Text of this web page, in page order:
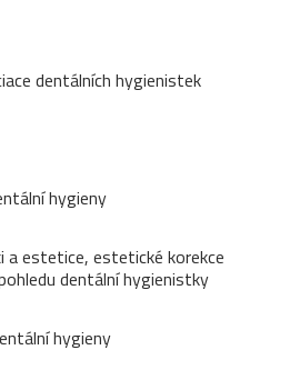
dentálních hygienistek
hygieny
a estetice, estetické korekce
dentální hygienistky
hygieny